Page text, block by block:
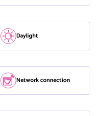
Daylight
Network connection